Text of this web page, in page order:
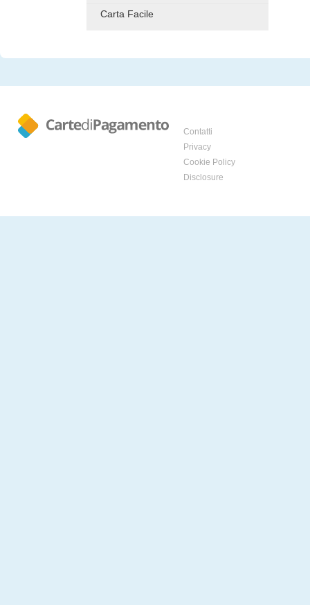
Carta Facile
Contatti
Privacy
Cookie Policy
Disclosure